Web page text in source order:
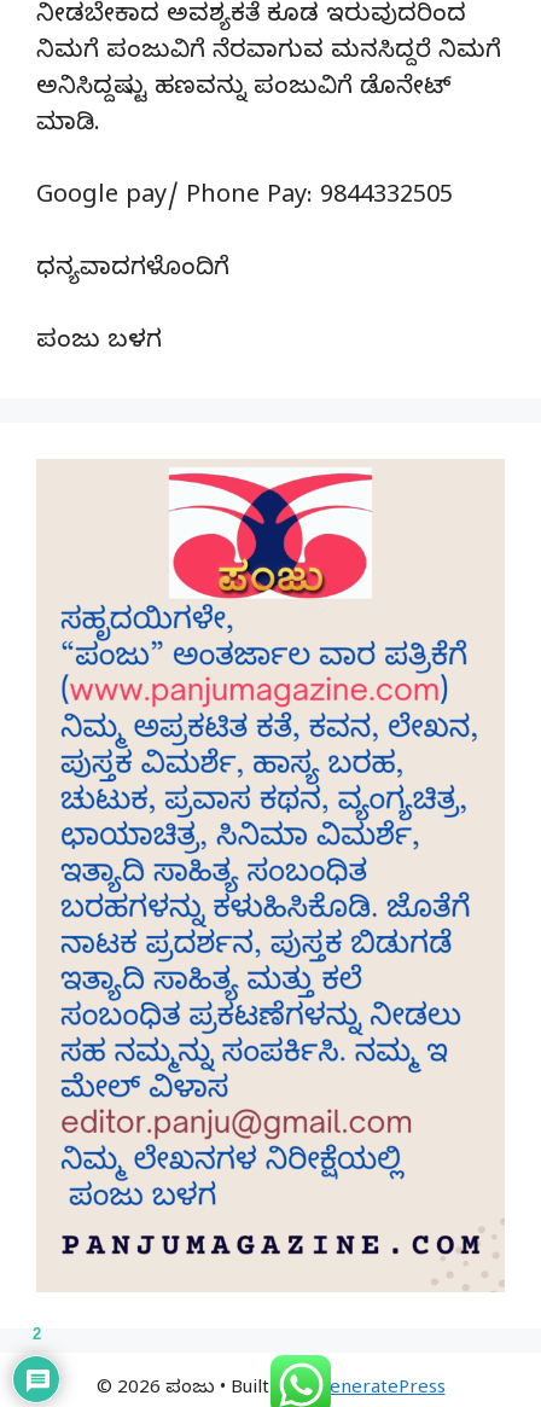
ನೀಡಬೇಕಾದ ಅವಶ್ಯಕತೆ ಕೂಡ ಇರುವುದರಿಂದ
ನಿಮಗೆ ಪಂಜುವಿಗೆ ನೆರವಾಗುವ ಮನಸಿದ್ದರೆ ನಿಮಗೆ
ಅನಿಸಿದ್ದಷ್ಟು ಹಣವನ್ನು ಪಂಜುವಿಗೆ ಡೊನೇಟ್‌
ಮಾಡಿ.
Google pay/ Phone Pay: 9844332505
ಧನ್ಯವಾದಗಳೊಂದಿಗೆ
ಪಂಜು ಬಳಗ
© 2026 ಪಂಜು • Built withGeneratePress
2